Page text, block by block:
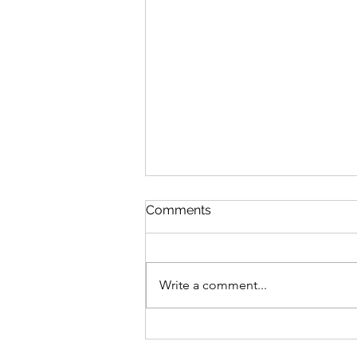
Comments
Write a comment...